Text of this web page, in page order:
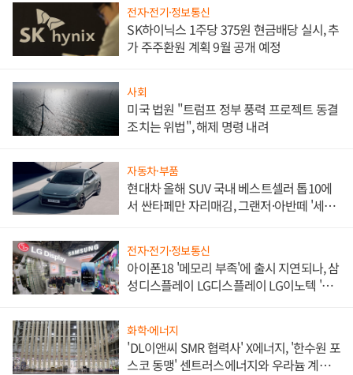
전자·전기·정보통신
SK하이닉스 1주당 375원 현금배당 실시, 추
가 주주환원 계획 9월 공개 예정
사회
미국 법원 "트럼프 정부 풍력 프로젝트 동결
조치는 위법", 해제 명령 내려
자동차·부품
현대차 올해 SUV 국내 베스트셀러 톱10에
서 싼타페만 자리매김, 그랜저·아반떼 '세단
전자·전기·정보통신
아이폰18 '메모리 부족'에 출시 지연되나, 삼
성디스플레이 LG디스플레이 LG이노텍 '탈
화학·에너지
'DL이앤씨 SMR 협력사' X에너지, '한수원 포
스코 동맹' 센트러스에너지와 우라늄 계약